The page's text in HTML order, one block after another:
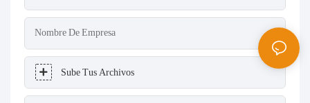
Nombre De Empresa
Sube Tus Archivos